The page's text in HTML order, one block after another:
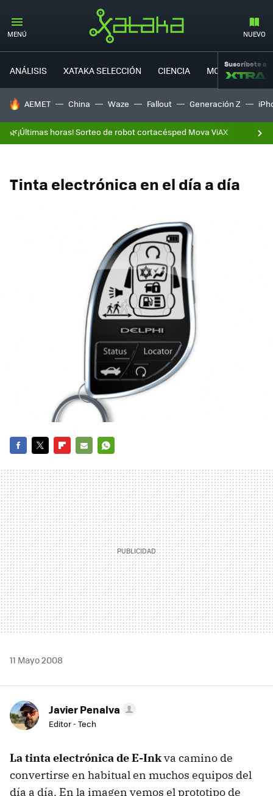
MENÚ NUEVO
ANÁLISIS XATAKA SELECCIÓN CIENCIA MOVILIDAD
Suscríbete a
HOY SE HABLA DE
AEMET China Waze Fallout Generación Z
🌿¡Últimas horas! Sorteo de robot cortacésped Mova ViAX
Tinta electrónica en el día a día
MAIL
11 Mayo 2008
Javier Penalva
Editor - Tech
La tinta electrónica de E-Inkva camino de
convertirse en habitual en muchos equipos del
día a día. En la imagen vemos el prototipo de